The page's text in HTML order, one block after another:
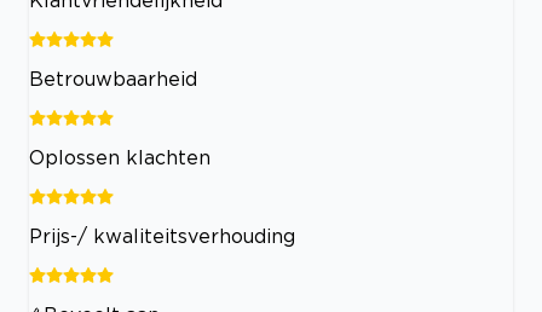
Betrouwbaarheid
Oplossen klachten
Prijs-/ kwaliteitsverhouding